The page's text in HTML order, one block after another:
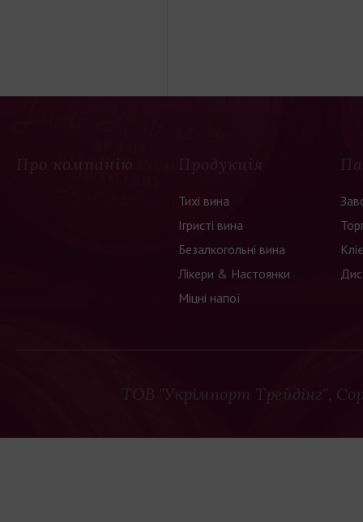
Про компанію Продукція
Тихі вина
Ігристі вина
Безалкогольні вина
Лікери & Настоянки
Міцні напої
ТОВ "Укрімпорт Трейдінг",